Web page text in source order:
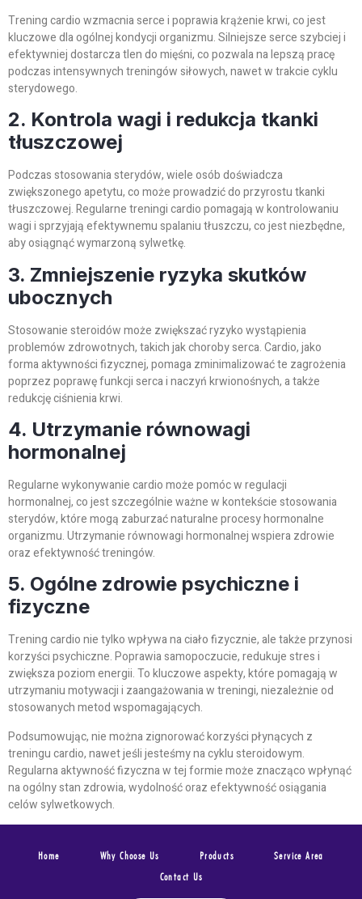
Trening cardio wzmacnia serce i poprawia krążenie krwi, co jest
kluczowe dla ogólnej kondycji organizmu. Silniejsze serce szybciej i
efektywniej dostarcza tlen do mięśni, co pozwala na lepszą pracę
podczas intensywnych treningów siłowych, nawet w trakcie cyklu
sterydowego.
2. Kontrola wagi i redukcja tkanki
tłuszczowej
Podczas stosowania sterydów, wiele osób doświadcza
zwiększonego apetytu, co może prowadzić do przyrostu tkanki
tłuszczowej. Regularne treningi cardio pomagają w kontrolowaniu
wagi i sprzyjają efektywnemu spalaniu tłuszczu, co jest niezbędne,
aby osiągnąć wymarzoną sylwetkę.
3. Zmniejszenie ryzyka skutków
ubocznych
Stosowanie steroidów może zwiększać ryzyko wystąpienia
problemów zdrowotnych, takich jak choroby serca. Cardio, jako
forma aktywności fizycznej, pomaga zminimalizować te zagrożenia
poprzez poprawę funkcji serca i naczyń krwionośnych, a także
redukcję ciśnienia krwi.
4. Utrzymanie równowagi
hormonalnej
Regularne wykonywanie cardio może pomóc w regulacji
hormonalnej, co jest szczególnie ważne w kontekście stosowania
sterydów, które mogą zaburzać naturalne procesy hormonalne
organizmu. Utrzymanie równowagi hormonalnej wspiera zdrowie
oraz efektywność treningów.
5. Ogólne zdrowie psychiczne i
fizyczne
Trening cardio nie tylko wpływa na ciało fizycznie, ale także przynosi
korzyści psychiczne. Poprawia samopoczucie, redukuje stres i
zwiększa poziom energii. To kluczowe aspekty, które pomagają w
utrzymaniu motywacji i zaangażowania w treningi, niezależnie od
stosowanych metod wspomagających.
Podsumowując, nie można zignorować korzyści płynących z
treningu cardio, nawet jeśli jesteśmy na cyklu steroidowym.
Regularna aktywność fizyczna w tej formie może znacząco wpłynąć
na ogólny stan zdrowia, wydolność oraz efektywność osiągania
celów sylwetkowych.
Home Why Choose Us Products
Service Area
Contact Us